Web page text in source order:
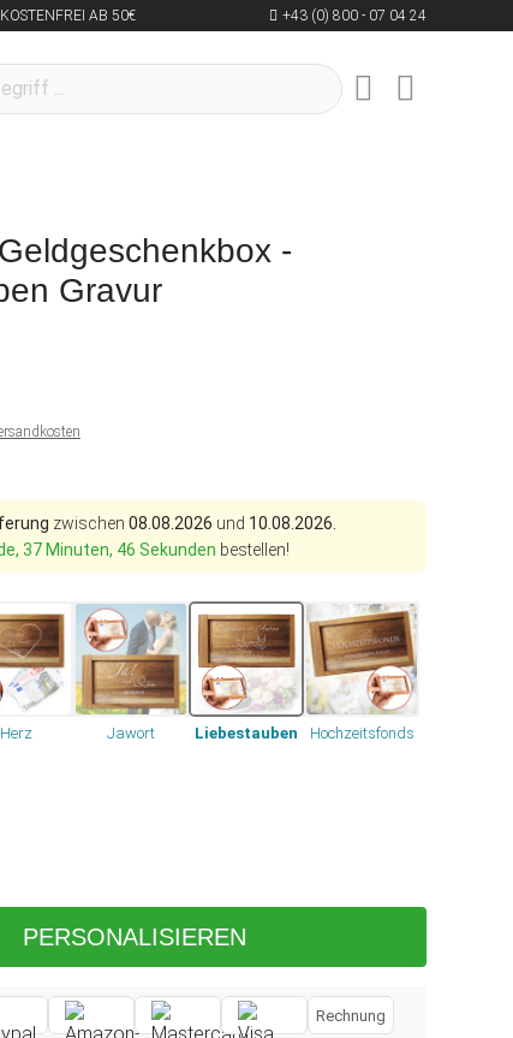
AB 50€ +43 (0) 800 - 07 04 24
-
Gravur
zwischen 08.08.2026 und 10.08.2026.
37 Minuten, 45 Sekunden bestellen!
Herz Jawort Liebestauben Hochzeitsfonds
PERSONALISIEREN
Rechnung